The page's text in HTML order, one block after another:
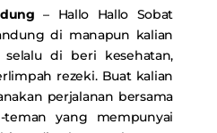
– Hallo Hallo Sobat
di manapun kalian
selalu di beri kesehatan,
rezeki. Buat kalian
perjalanan bersama
teman yang mempunyai